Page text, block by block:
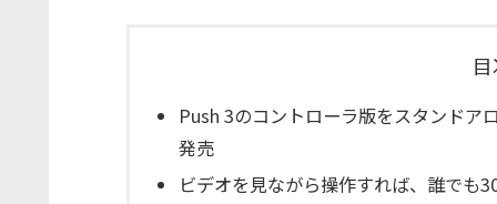
Push 3のコントローラ版をスタンド
発売
ビデオを見ながら操作すれば、誰でも